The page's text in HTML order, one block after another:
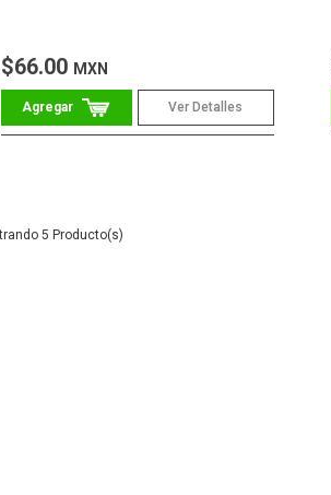
$66.00 MXN
Ver Detalles
5